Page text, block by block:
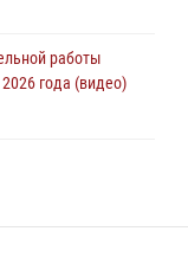
работы
года (видео)